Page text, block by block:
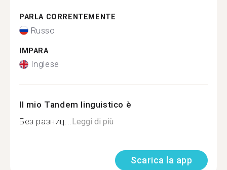
PARLA CORRENTEMENTE
Russo
IMPARA
Inglese
Il mio Tandem linguistico è
Без разниц...Leggi di più
Scarica la app